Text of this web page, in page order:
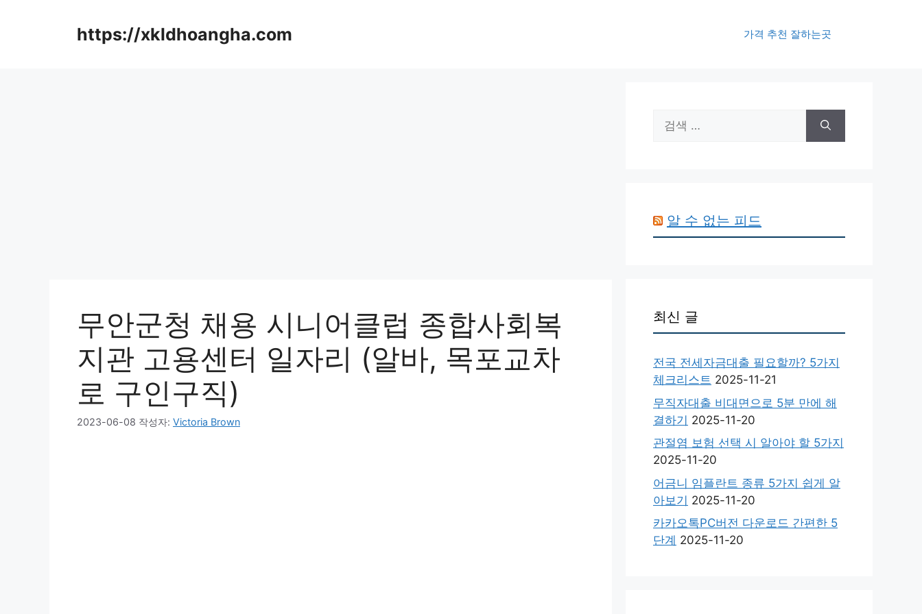
https://xkldhoangha.com 가격 추천 잘하는곳
무안군청 채용 시니어클럽 종합사회복
지관 고용센터 일자리 (알바, 목포교차
로 구인구직)
2023-06-08 작성자: Victoria Brown
색:
알 수 없는 피드
최신 글
전국 전세자금대출 필요할까? 5가지
체크리스트 2025-11-21
무직자대출 비대면으로 5분 만에 해
결하기 2025-11-20
관절염 보험 선택 시 알아야 할 5가지
2025-11-20
어금니 임플란트 종류 5가지 쉽게 알
아보기 2025-11-20
카카오톡PC버전 다운로드 간편한 5
단계 2025-11-20